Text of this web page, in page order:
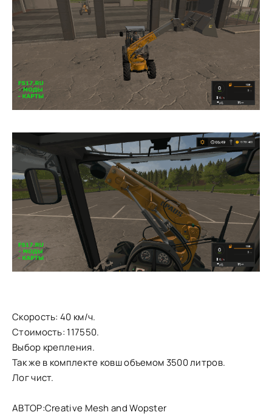
Скорость: 40 км/ч.
Стоимость: 117550.
Выбор крепления.
Так же в комплекте ковш объемом 3500 литров.
Лог чист.
АВТОР:Creative Mesh and Wopster